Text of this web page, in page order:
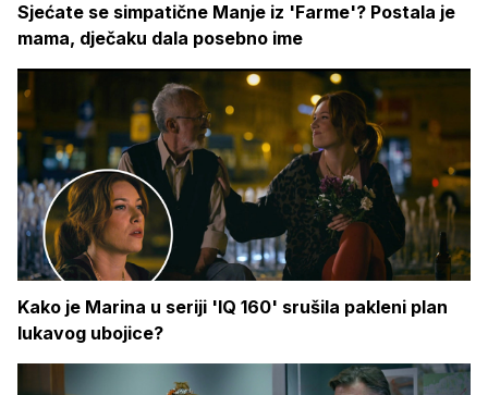
Sjećate se simpatične Manje iz 'Farme'? Postala je
mama, dječaku dala posebno ime
Kako je Marina u seriji 'IQ 160' srušila pakleni plan
lukavog ubojice?